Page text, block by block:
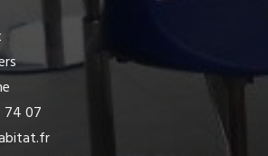
74 07